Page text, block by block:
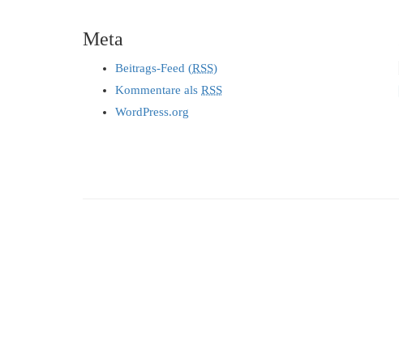
Meta
Beitrags-Feed (RSS)
Kommentare als RSS
WordPress.org